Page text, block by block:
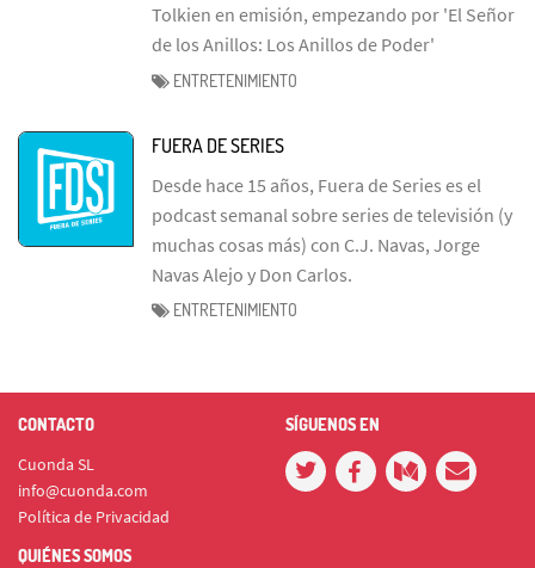
Tolkien en emisión, empezando por 'El Señor
de los Anillos: Los Anillos de Poder'
ENTRETENIMIENTO
FUERA DE SERIES
Desde hace 15 años, Fuera de Series es el
podcast semanal sobre series de televisión (y
muchas cosas más) con C.J. Navas, Jorge
Navas Alejo y Don Carlos.
ENTRETENIMIENTO
CONTACTO
Cuonda SL
info@cuonda.com
Política de Privacidad
SÍGUENOS EN
QUIÉNES SOMOS